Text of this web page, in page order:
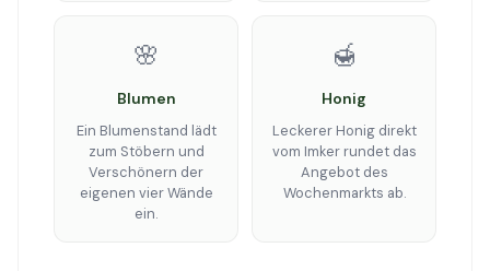
🌸
Blumen
Ein Blumenstand lädt
zum Stöbern und
Verschönern der
eigenen vier Wände
ein.
🍯
Honig
Leckerer Honig direkt
vom Imker rundet das
Angebot des
Wochenmarkts ab.